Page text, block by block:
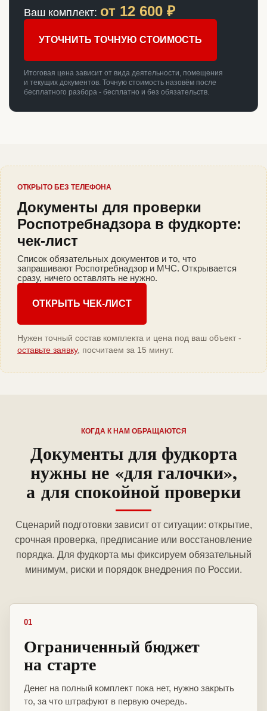
Ваш комплект: от 12 600 ₽
УТОЧНИТЬ ТОЧНУЮ СТОИМОСТЬ
Итоговая цена зависит от вида деятельности, помещения
и текущих документов. Точную стоимость назовём после
бесплатного разбора - бесплатно и без обязательств.
ОТКРЫТО БЕЗ ТЕЛЕФОНА
Документы для проверки
Роспотребнадзора в фудкорте:
чек-лист
Список обязательных документов и то, что
запрашивают Роспотребнадзор и МЧС. Открывается
сразу, ничего оставлять не нужно.
ОТКРЫТЬ ЧЕК-ЛИСТ
Нужен точный состав комплекта и цена под ваш объект -
оставьте заявку, посчитаем за 15 минут.
КОГДА К НАМ ОБРАЩАЮТСЯ
Документы для фудкорта
нужны не «для галочки»,
а для спокойной проверки
Сценарий подготовки зависит от ситуации: открытие,
срочная проверка, предписание или восстановление
порядка. Для фудкорта мы фиксируем обязательный
минимум, риски и порядок внедрения по России.
01
Ограниченный бюджет
на старте
Денег на полный комплект пока нет, нужно закрыть
то, за что штрафуют в первую очередь.